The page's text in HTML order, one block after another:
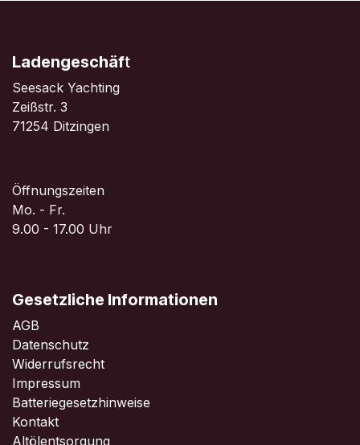
Ladengeschäft
Seesack Yachting
Zeißstr. 3
71254 Ditzingen
Öffnungszeiten
Mo. - Fr.
9.00 - 17.00 Uhr
Gesetzliche Informationen
AGB
Datenschutz
Widerrufsrecht
Impressum
Batteriegesetzhinweise
Kontakt
Altölentsorgung